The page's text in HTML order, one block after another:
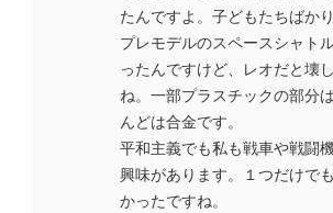
たんですよ。子どもたちばかり
プレモデルのスペースシャト
ったんですけど、レオだと壊
ね。一部プラスチックの部分
んどは合金です。
平和主義でも私も戦車や戦闘
興味があります。１つだけで
かったですね。